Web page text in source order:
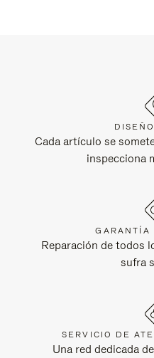
Cada artículo se
inspecciona
GARANTÍA
Reparación de todos
sufra
SERVICIO DE
Una red dedicada